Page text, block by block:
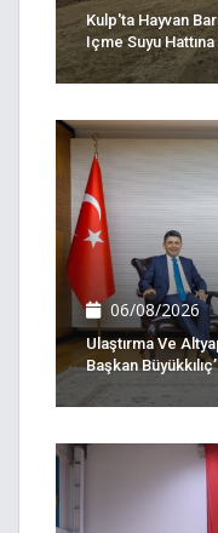
Kulp'ta Hayvan
Içme Suyu
06/08/2026
Ulaştırma Ve
Başkan